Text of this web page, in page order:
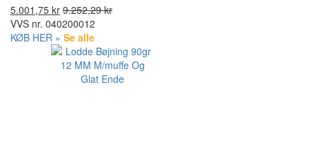
5.001,75 kr 9.252,29 kr
VVS nr. 040200012
KØB HER » Se alle